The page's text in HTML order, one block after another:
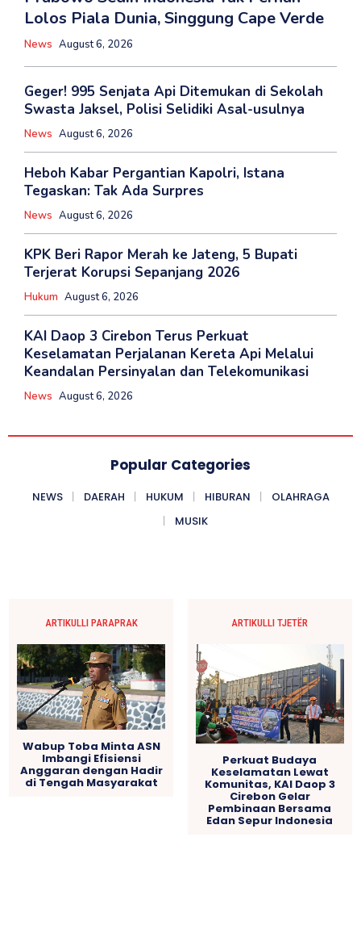
Lolos Piala Dunia, Singgung Cape Verde
News August 6, 2026
Geger! 995 Senjata Api Ditemukan di Sekolah
Swasta Jaksel, Polisi Selidiki Asal-usulnya
News August 6, 2026
Heboh Kabar Pergantian Kapolri, Istana
Tegaskan: Tak Ada Surpres
News August 6, 2026
KPK Beri Rapor Merah ke Jateng, 5 Bupati
Terjerat Korupsi Sepanjang 2026
Hukum August 6, 2026
KAI Daop 3 Cirebon Terus Perkuat
Keselamatan Perjalanan Kereta Api Melalui
Keandalan Persinyalan dan Telekomunikasi
News August 6, 2026
Popular Categories
NEWS DAERAH HUKUM HIBURAN
OLAHRAGA
MUSIK
ARTIKULLI PARAPRAK
Wabup Toba Minta ASN
Imbangi Efisiensi
Anggaran dengan Hadir
di Tengah Masyarakat
ARTIKULLI TJETËR
Perkuat Budaya
Keselamatan Lewat
Komunitas, KAI Daop 3
Cirebon Gelar
Pembinaan Bersama
Edan Sepur Indonesia